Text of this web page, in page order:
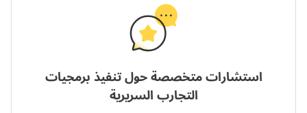
استشارات متخصصة حول تنفيذ برمجيات
التجارب السريرية